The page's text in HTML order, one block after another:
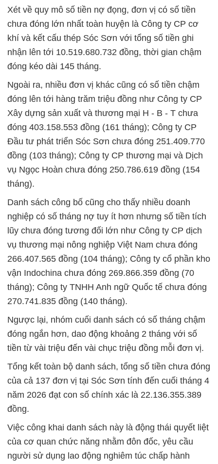
Xét về quy mô số tiền nợ đọng, đơn vị có số tiền
chưa đóng lớn nhất toàn huyện là Công ty CP cơ
khí và kết cấu thép Sóc Sơn với tổng số tiền ghi
nhận lên tới 10.519.680.732 đồng, thời gian chậm
đóng kéo dài 145 tháng.
Ngoài ra, nhiều đơn vị khác cũng có số tiền chậm
đóng lên tới hàng trăm triệu đồng như Công ty CP
Xây dựng sản xuất và thương mại H - B - T chưa
đóng 403.158.553 đồng (161 tháng); Công ty CP
Đầu tư phát triển Sóc Sơn chưa đóng 251.409.770
đồng (103 tháng); Công ty CP thương mại và Dịch
vụ Ngọc Hoàn chưa đóng 250.786.619 đồng (154
tháng).
Danh sách công bố cũng cho thấy nhiều doanh
nghiệp có số tháng nợ tuy ít hơn nhưng số tiền tích
lũy chưa đóng tương đối lớn như Công ty CP dịch
vụ thương mại nông nghiệp Việt Nam chưa đóng
266.407.565 đồng (104 tháng); Công ty cổ phần kho
vận Indochina chưa đóng 269.866.359 đồng (70
tháng); Công ty TNHH Anh ngữ Quốc tế chưa đóng
270.741.835 đồng (140 tháng).
Ngược lại, nhóm cuối danh sách có số tháng chậm
đóng ngắn hơn, dao động khoảng 2 tháng với số
tiền từ vài triệu đến vài chục triệu đồng mỗi đơn vị.
Tổng kết toàn bộ danh sách, tổng số tiền chưa đóng
của cả 137 đơn vị tại Sóc Sơn tính đến cuối tháng 4
năm 2026 đạt con số chính xác là 22.136.355.389
đồng.
Việc công khai danh sách này là động thái quyết liệt
của cơ quan chức năng nhằm đôn đốc, yêu cầu
người sử dụng lao động nghiêm túc chấp hành